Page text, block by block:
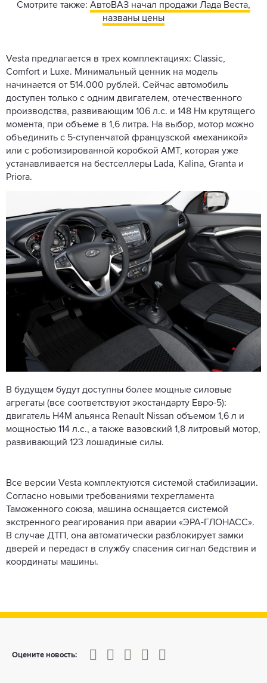
Смотрите также: АвтоВАЗ начал продажи Лада Веста,
названы цены
Vesta предлагается в трех комплектациях: Classic,
Comfort и Luxe. Минимальный ценник на модель
начинается от 514.000 рублей. Сейчас автомобиль
доступен только с одним двигателем, отечественного
производства, развивающим 106 л.с. и 148 Нм крутящего
момента, при объеме в 1,6 литра. На выбор, мотор можно
объединить с 5-ступенчатой французской «механикой»
или с роботизированной коробкой AMT, которая уже
устанавливается на бестселлеры Lada, Kalina, Granta и
Priora.
В будущем будут доступны более мощные силовые
агрегаты (все соответствуют экостандарту Евро-5):
двигатель H4M альянса Renault Nissan объемом 1,6 л и
мощностью 114 л.с., а также вазовский 1,8 литровый мотор,
развивающий 123 лошадиные силы.
Все версии Vesta комплектуются системой стабилизации.
Согласно новыми требованиями техрегламента
Таможенного союза, машина оснащается системой
экстренного реагирования при аварии «ЭРА-ГЛОНАСС».
В случае ДТП, она автоматически разблокирует замки
дверей и передаст в службу спасения сигнал бедствия и
координаты машины.
Оцените новость:
0
1 2 3 4 5